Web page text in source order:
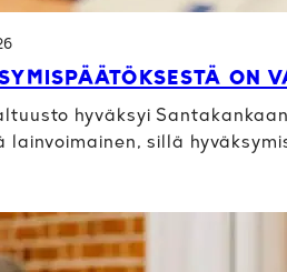
ON
hyväksyi
lainvoimainen, sillä